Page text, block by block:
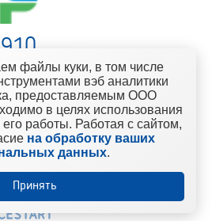
53
магазина
Сеть магазинов строительно-
файлы куки, в том числе
вэб аналитики
предоставляемым ООО
в целях использования
работы. Работая с сайтом,
на обработку ваших
данных.
Принять